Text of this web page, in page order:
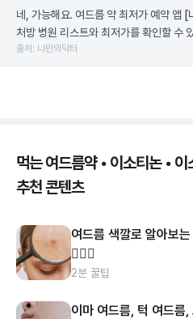
네, 가능해요. 여드름 약 최저가 예약 앱 [
처방 병원 리스트와 최저가를 확인할 수
출처: 나만의닥터
먹는 여드름약 • 이소티논 •
추천 콘텐츠
여드름 색깔로 알아보
👩🏻‍⚕️
2분 꿀팁
이마 여드름, 턱 여드름